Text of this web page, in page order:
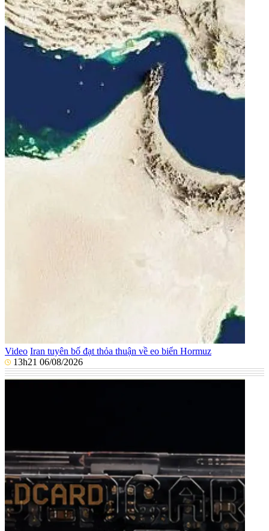
Video Iran tuyên bố đạt thỏa thuận về eo biển Hormuz
13h21 06/08/2026